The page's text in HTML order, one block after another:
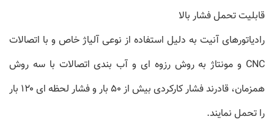
قابلیت تحمل فشار بالا
رادیاتورهای آنیت به دلیل استفاده از نوعی آلیاژ خاص و با اتصالات
CNC و مونتاژ به روش رزوه ای و آب بندی اتصالات با سه روش
همزمان، قادرند فشار کارکردی بیش از ۵۰ بار و فشار لحظه ای ۱۲۰ بار
را تحمل نمایند.